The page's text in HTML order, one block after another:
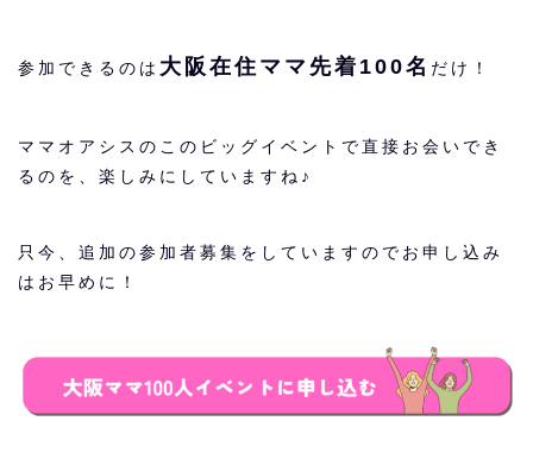
参加できるのは 大阪在住ママ先着100名 だけ！
ママオアシスのこのビッグイベントで直接お会いでき
るのを、楽しみにしていますね♪
只今、追加の参加者募集をしていますのでお申し込み
はお早めに！